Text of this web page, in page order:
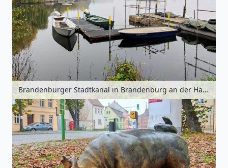
Brandenburger Stadtkanal in Brandenburg an der Havel, Havelland, Brandenburg, Deutschland